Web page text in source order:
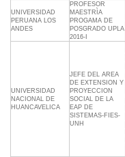
UNIVERSIDAD
PERUANA LOS
ANDES
PROFESOR
MAESTRÌA
PROGAMA DE
POSGRADO UPLA
2016-I
UNIVERSIDAD
NACIONAL DE
HUANCAVELICA
JEFE DEL AREA
DE EXTENSION Y
PROYECCION
SOCIAL DE LA
EAP DE
SISTEMAS-FIES-
UNH